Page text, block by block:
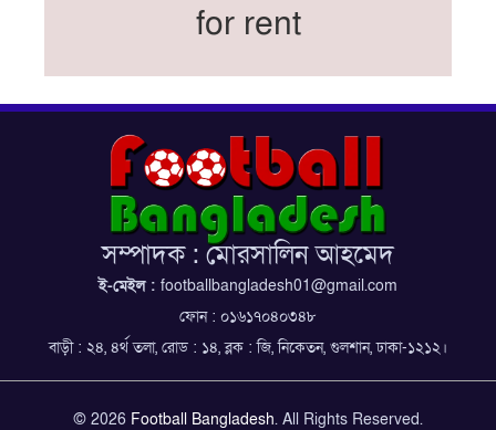
বর্ষসেরা ক্রীড়াবিদ ও পপুলার চয়েজসহ ফুটবলার হামজা
ব্রাজিলের বিশ্বকাপ দলে নেইমার, জল্পনার অবসান
ইতিহাস গড়ার অপেক্ষায় রোনালদো!
ফেডারেশন কাপ: আজকের ফাইনাল বুধবার
কুল-বিএসপিএ অ্যাওয়ার্ডের সংক্ষিপ্ত তালিকায় হামজা-
ঋতুপর্ণা
বসুন্ধরা কিংসের ষষ্ঠ শিরোপা জয়
for rent
সম্পাদক : মোরসালিন আহমেদ
ই-মেইল : footballbangladesh01@gmail.com
ফোন : ০১৬১৭০৪০৩৪৮
বাড়ী : ২৪, ৪র্থ তলা, রোড : ১৪, ব্লক : জি, নিকেতন, গুলশান, ঢাকা-১২১২।
© 2026 Football Bangladesh. All Rights Reserved.